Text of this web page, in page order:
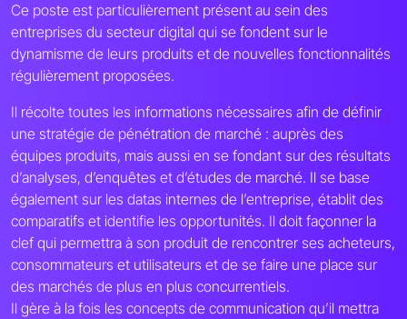
Ce poste est particulièrement présent au sein des
entreprises du secteur digital qui se fondent sur le
dynamisme de leurs produits et de nouvelles fonctionnalités
régulièrement proposées.
Il récolte toutes les informations nécessaires afin de définir
une stratégie de pénétration de marché : auprès des
équipes produits, mais aussi en se fondant sur des résultats
d’analyses, d’enquêtes et d’études de marché. Il se base
également sur les datas internes de l’entreprise, établit des
comparatifs et identifie les opportunités. Il doit façonner la
clef qui permettra à son produit de rencontrer ses acheteurs,
consommateurs et utilisateurs et de se faire une place sur
des marchés de plus en plus concurrentiels.
Il gère à la fois les concepts de communication qu’il mettra